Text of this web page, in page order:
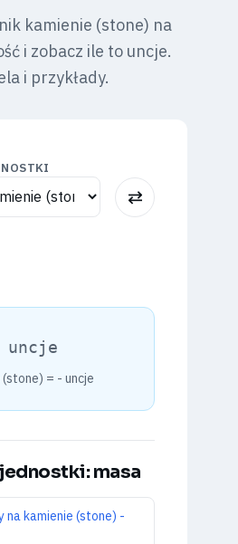
kamienie (stone) na
i zobacz ile to uncje.
i przykłady.
⇅
uncje
(stone) = - uncje
masa
na kamienie (stone) -